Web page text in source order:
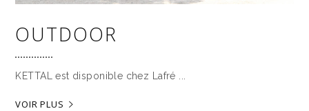
OUTDOOR
KETTAL est disponible chez Lafré
VOIR PLUS